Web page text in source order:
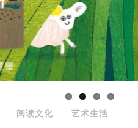
阅读文化 艺术生活